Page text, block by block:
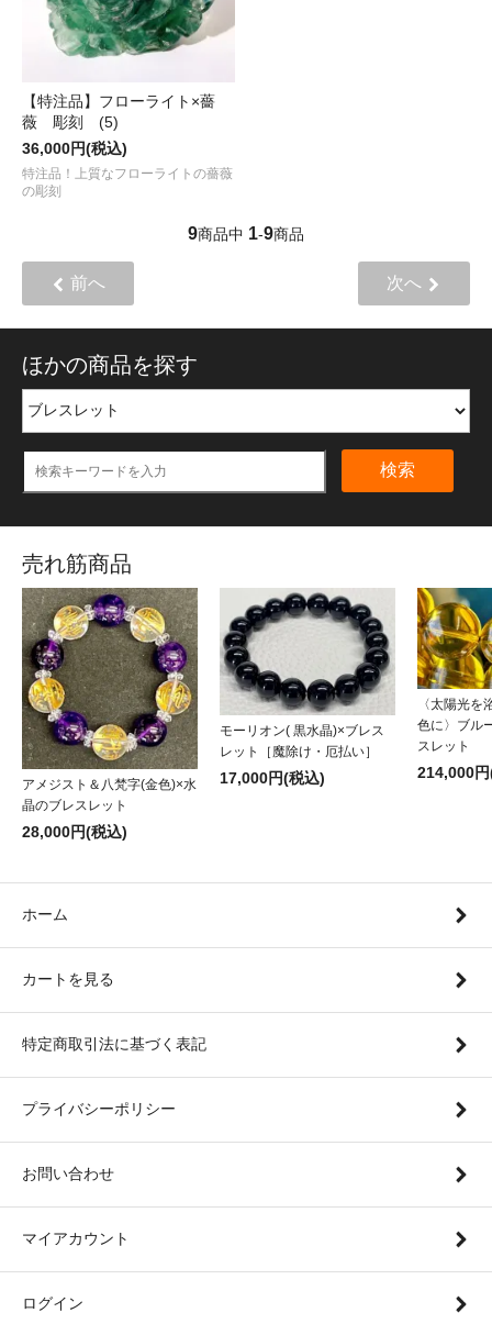
【特注品】フローライト×薔
薇 彫刻 (5)
36,000円(税込)
特注品！上質なフローライトの薔薇
の彫刻
9商品中 1-9商品
前へ 次へ
ほかの商品を探す
検索
売れ筋商品
アメジスト＆八梵字(金色)×水
晶のブレスレット
28,000円(税込)
モーリオン( 黒水晶)×ブレス
レット［魔除け・厄払い］
17,000円(税込)
〈太陽光を
色に〉ブル
スレット
214,000
ホーム
カートを見る
特定商取引法に基づく表記
プライバシーポリシー
お問い合わせ
マイアカウント
ログイン